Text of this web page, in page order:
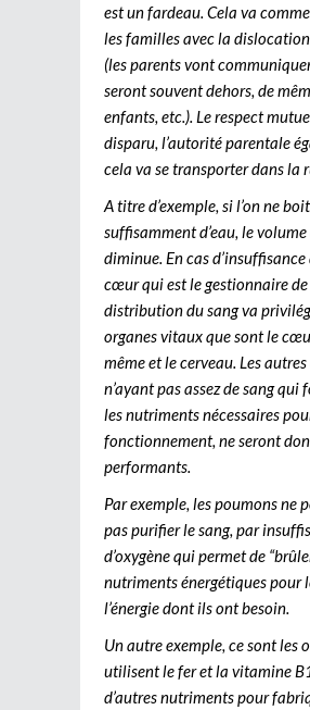
est un fardeau. Cela va
les familles avec la
(les parents vont
seront souvent dehors, de
enfants, etc.). Le respect
disparu, l’autorité parentale
cela va se transporter dans la
A titre d’exemple, si l’on ne
suffisamment d’eau, le
diminue. En cas d’insuffisance
cœur qui est le gestionnaire
distribution du sang va
organes vitaux que sont le
même et le cerveau. Les
n’ayant pas assez de sang qui
les nutriments nécessaires
fonctionnement, ne seront
performants.
Par exemple, les poumons ne
pas purifier le sang, par
d’oxygène qui permet de
nutriments énergétiques pour
l’énergie dont ils ont besoin.
Un autre exemple, ce sont les
utilisent le fer et la vitamine
d’autres nutriments pour